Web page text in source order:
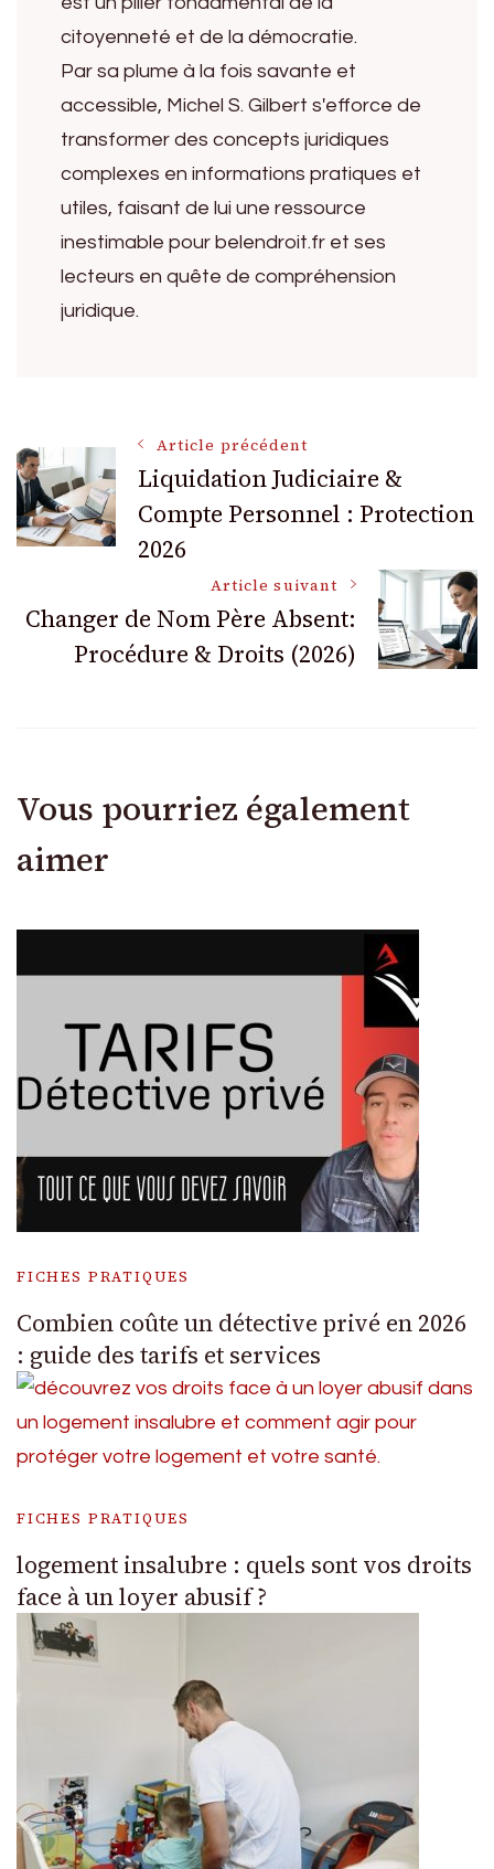
citoyenneté et de la démocratie.
Par sa plume à la fois savante et
accessible, Michel S. Gilbert s'efforce de
transformer des concepts juridiques
complexes en informations pratiques et
utiles, faisant de lui une ressource
inestimable pour belendroit.fr et ses
lecteurs en quête de compréhension
juridique.
Navigation
des
articles
Article précédent
Liquidation Judiciaire &
Compte Personnel : Protection
2026
Article suivant
Changer de Nom Père Absent:
Procédure & Droits (2026)
Vous pourriez également
aimer
FICHES PRATIQUES
Combien coûte un détective privé en 2026
: guide des tarifs et services
FICHES PRATIQUES
logement insalubre : quels sont vos droits
face à un loyer abusif ?